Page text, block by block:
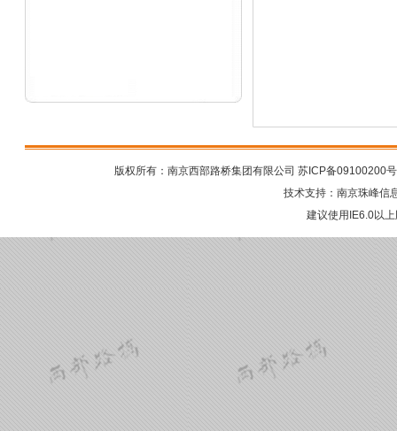
版权所有：南京西部路桥集团有限公司 苏ICP备09100200号
技术支持： 南京珠峰信
建议使用IE6.0以